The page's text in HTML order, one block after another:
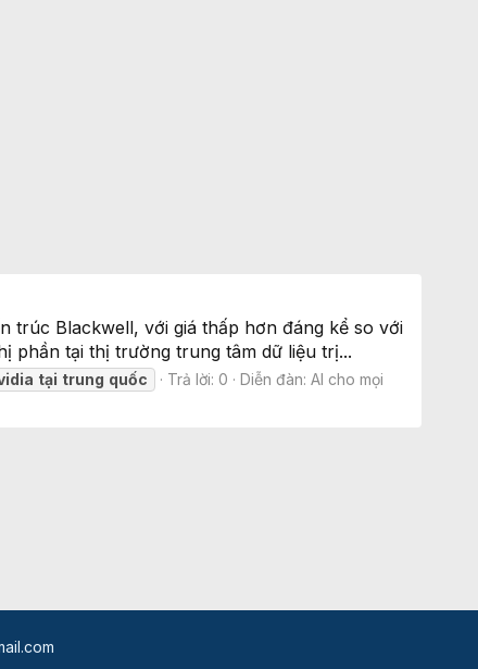
trúc Blackwell, với giá thấp hơn đáng kể so với
phần tại thị trường trung tâm dữ liệu trị...
tại trung quốc Trả lời: 0 Diễn đàn:AI cho mọi